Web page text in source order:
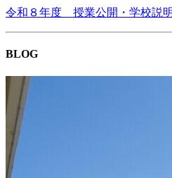
令和８年度 授業公開・学校説
BLOG